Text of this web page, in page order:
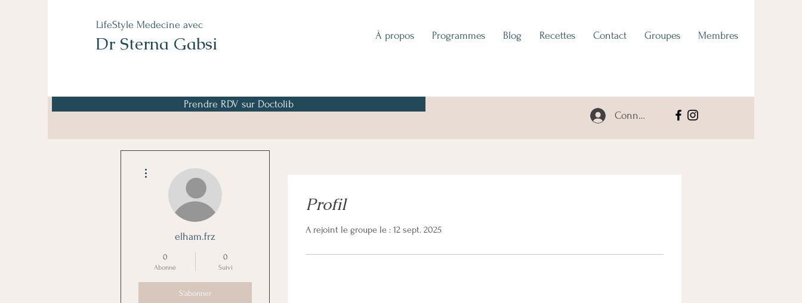
LifeStyle Medecine avec
Dr Sterna Gabsi À propos Programmes Blog Recettes Contact Groupes Membres
Prendre RDV sur Doctolib
Connexion
Profil
A rejoint le groupe le : 12 sept. 2025
elham.frz
0
Abonné
0
Suivi
S'abonner